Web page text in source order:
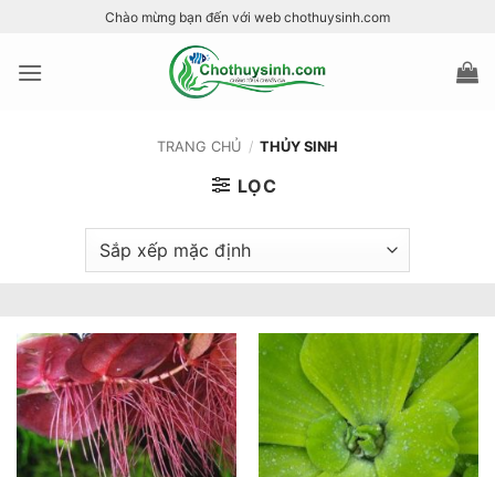
nội
Chào mừng bạn đến với web chothuysinh.com
TRANG CHỦ / THỦY SINH
LỌC